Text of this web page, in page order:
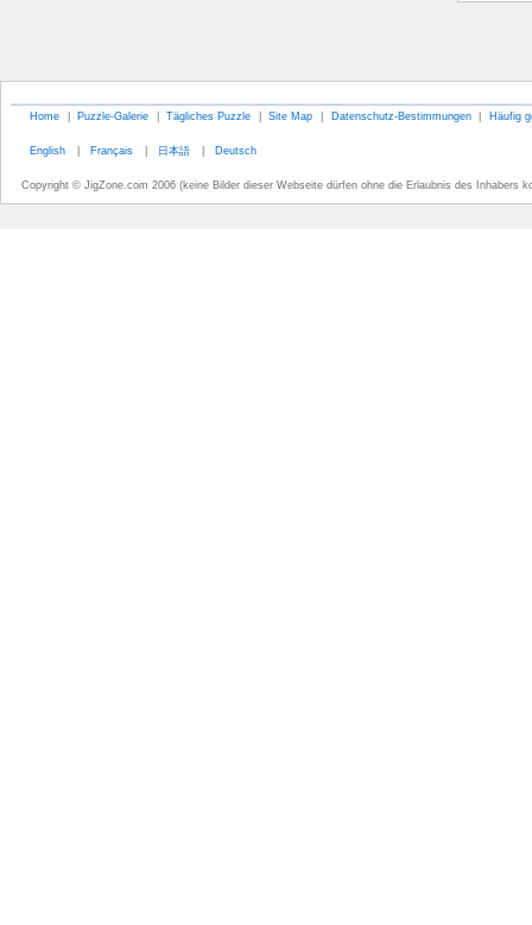
Home | Puzzle-Galerie | Tägliches Puzzle | Site Map | Datenschutz-Bestimmungen | Häufig
English | Français | 日本語 | Deutsch
Copyright © JigZone.com 2006 (keine Bilder dieser Webseite dürfen ohne die Erlaubnis des Inhabers